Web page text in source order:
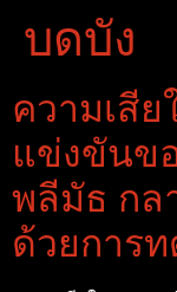
บดบัง
ความเสีย
แข่งขันข
พลีมัธ กล
ด้วยการ